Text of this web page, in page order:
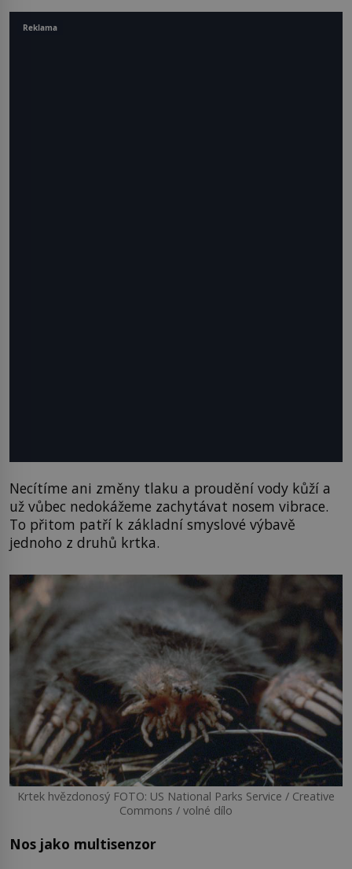
Necítíme ani změny tlaku a proudění vody kůží a
už vůbec nedokážeme zachytávat nosem vibrace.
To přitom patří k základní smyslové výbavě
jednoho z druhů krtka.
Krtek hvězdonosý FOTO: US National Parks Service / Creative
Commons / volné dílo
Nos jako multisenzor
Reklama